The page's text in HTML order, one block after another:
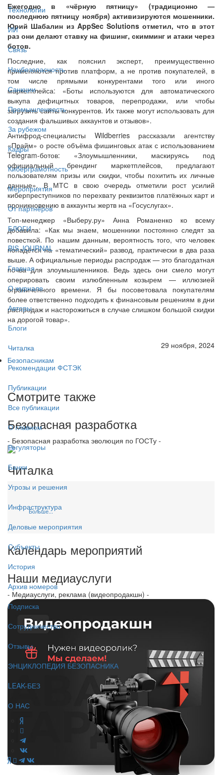
Технологии
ИИ
Связь
Нацбезопасность
Санкции
Промышленность
За рубежом
Кадры
Киберграмотность
Мероприятия
От партнёров
БЛОГИ
BIS JOURNAL
Главная
О журнале
Авторы
Блоги
Читалка
Рекомендации ФСТЭК
Публикации
Все публикации
О главном
Регуляторы
Банки
Угрозы и решения
Инфраструктура
Деловые мероприятия
Субъекты
История
Архив номеров
Подписка
Сотрудничество
Отзывы
ЭНЦИКЛОПЕДИЯ БЕЗОПАСНИКА
LEAK-БЕЗ
О НАС
Ежегодно в «чёрную пятницу» (традиционно —
последнюю пятницу ноября) активизируются мошенники.
Юрий Шабалин из AppSec Solutions отметил, что в этот
раз они делают ставку на фишинг, скимминг и атаки через
ботов.
Последние, как пояснил эксперт, преимущественно
применяются против платформ, а не против покупателей, в
том числе прямыми конкурентами того или иного
маркетплейса: «Боты используются для автоматического
выкупа дефицитных товаров, перепродажи, или чтобы
загрузить сайты конкурентов. Их также могут использовать для
создания фальшивых аккаунтов и отзывов».
Антифрод-специалисты Wildberries рассказали агентству
«Прайм» о росте объёма фишинговых атак с использованием
Telegram-ботов: «Злоумышленники, маскируясь под
официальный брендинг маркетплейсов, предлагают
пользователям призы или скидки, чтобы похитить их личные
данные». В МТС в свою очередь отметили рост усилий
киберпреступников по перехвату реквизитов платёжных карт и
проникновению в аккаунты жертв на «Госуслугах».
Топ-менеджер «Выберу.ру» Анна Романенко ко всему
добавила: «Как мы знаем, мошенники постоянно следят за
повесткой. По нашим данным, вероятность того, что человек
попадётся на «тематический» развод, практически в два раза
выше. А официальные периоды распродаж — это благодатная
почва для злоумышленников. Ведь здесь они смело могут
оперировать своим излюбленным козырем — иллюзией
ограниченного времени. Я бы посоветовала покупателям
более ответственно подходить к финансовым решениям в дни
распродаж и насторожиться в случае слишком большой скидки
на дорогой товар».
29 ноября, 2024
Безопасникам
Смотрите также
Безопасная разработка
- Безопасная разработка эволюция по ГОСТу -
Читалка
Больше...
Календарь мероприятий
Наши медиауслуги
- Медиауслуги, реклама (видеопродакшн) -